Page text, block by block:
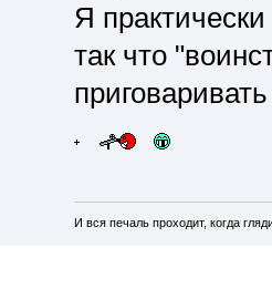
Я
так что
И вся печаль проходит, когда